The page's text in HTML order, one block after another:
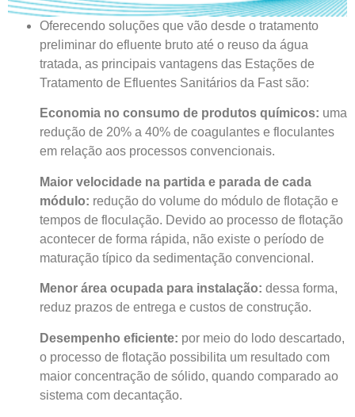
Oferecendo soluções que vão desde o tratamento
preliminar do efluente bruto até o reuso da água
tratada, as principais vantagens das Estações de
Tratamento de Efluentes Sanitários da Fast são:
Economia no consumo de produtos químicos: uma
redução de 20% a 40% de coagulantes e floculantes
em relação aos processos convencionais.
Maior velocidade na partida e parada de cada
módulo: redução do volume do módulo de flotação e
tempos de floculação. Devido ao processo de flotação
acontecer de forma rápida, não existe o período de
maturação típico da sedimentação convencional.
Menor área ocupada para instalação: dessa forma,
reduz prazos de entrega e custos de construção.
Desempenho eficiente: por meio do lodo descartado,
o processo de flotação possibilita um resultado com
maior concentração de sólido, quando comparado ao
sistema com decantação.